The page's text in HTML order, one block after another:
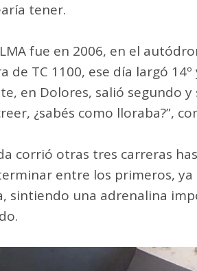
tener.
fue en 2006, en el
de TC 1100, ese día largó 14º
en Dolores, salió segundo y
¿sabés como lloraba?”,
corrió otras tres carreras
entre los primeros, ya
sintiendo una adrenalina